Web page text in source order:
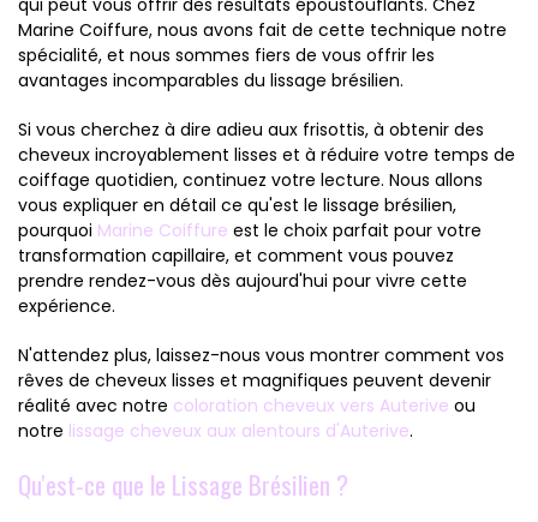
Marine Coiffure, nous avons fait de cette technique notre
spécialité, et nous sommes fiers de vous offrir les
avantages incomparables du lissage brésilien.
Si vous cherchez à dire adieu aux frisottis, à obtenir des
cheveux incroyablement lisses et à réduire votre temps de
coiffage quotidien, continuez votre lecture. Nous allons
vous expliquer en détail ce qu'est le lissage brésilien,
pourquoi Marine Coiffure est le choix parfait pour votre
transformation capillaire, et comment vous pouvez
prendre rendez-vous dès aujourd'hui pour vivre cette
expérience.
N'attendez plus, laissez-nous vous montrer comment vos
rêves de cheveux lisses et magnifiques peuvent devenir
réalité avec notre coloration cheveux vers Auterive ou
notre lissage cheveux aux alentours d'Auterive.
Qu'est-ce que le Lissage Brésilien ?